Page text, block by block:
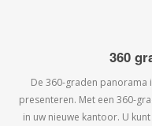
360
De 360-graden
presenteren. Met een 360-
in uw nieuwe kantoor. U